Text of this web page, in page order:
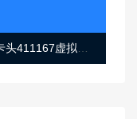
VISA卡头411167虚拟卡基础信息